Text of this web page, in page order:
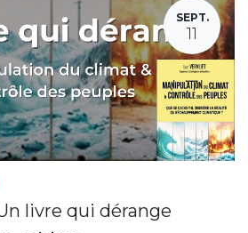
SEPT.
11
livre qui dérange